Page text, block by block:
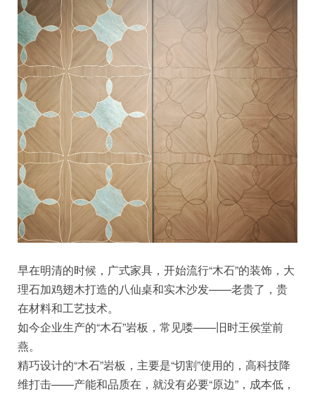
早在明清的时候，广式家具，开始流行“木石”的装饰，大
理石加鸡翅木打造的八仙桌和实木沙发——老贵了，贵
在材料和工艺技术。
如今企业生产的“木石”岩板，常见喽——旧时王侯堂前
燕。
精巧设计的“木石”岩板，主要是“切割”使用的，高科技降
维打击——产能和品质在，就没有必要“原边”，成本低，